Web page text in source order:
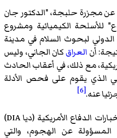
مجزرة حلبجة، "الدكتور جان
للأسلحة الكيميائية ومشروع
لبحوث السلام في مدينة
العراقكان الجاني، وليس
مع ذلك، في أعقاب الحادث
الذي يقوم على فحص الأدلة
عنه.[6]
وأفادت دراسة أولية لوكالة استخبارات الدفاع الأمريكية (ديا DIA)
عن الهجوم، والتي